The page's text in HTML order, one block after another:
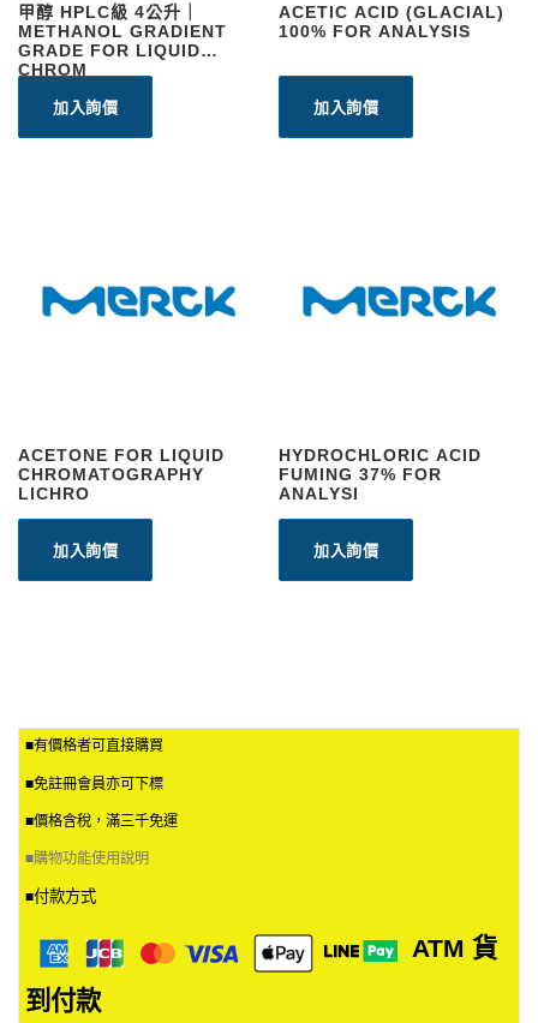
甲醇 HPLC級 4公升｜
METHANOL GRADIENT
GRADE FOR LIQUID
CHROM
加入詢價
ACETIC ACID (GLACIAL)
100% FOR ANALYSIS
加入詢價
ACETONE FOR LIQUID
CHROMATOGRAPHY
LICHRO
加入詢價
HYDROCHLORIC ACID
FUMING 37% FOR
ANALYSI
加入詢價
■有價格者可直接購買
■免註冊會員亦可下標
■價格含稅，滿三千免運
■購物功能使用說明
■付款方式
ATM 貨
到付款